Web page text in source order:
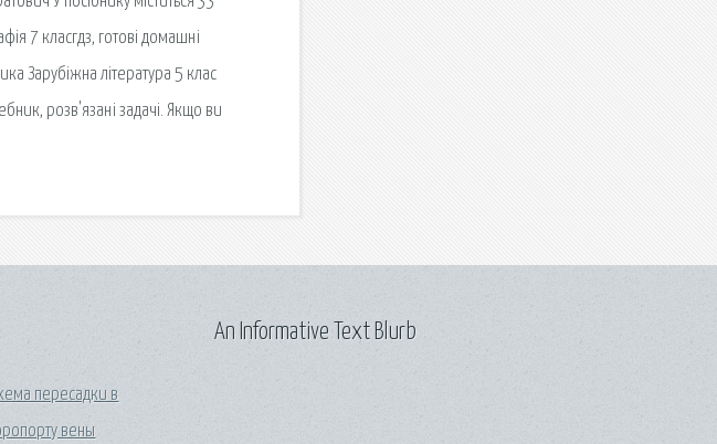
7 класгдз, готові домашні
Зарубіжна література 5 клас
розв'язані задачі. Якщо ви
пересадки в
вены
An Informative Text Blurb